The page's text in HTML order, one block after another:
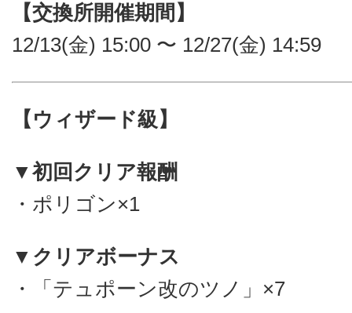
【交換所開催期間】
12/13(金) 15:00 〜 12/27(金) 14:59
【ウィザード級】
▼初回クリア報酬
・ポリゴン×1
▼クリアボーナス
・「テュポーン改のツノ」×7